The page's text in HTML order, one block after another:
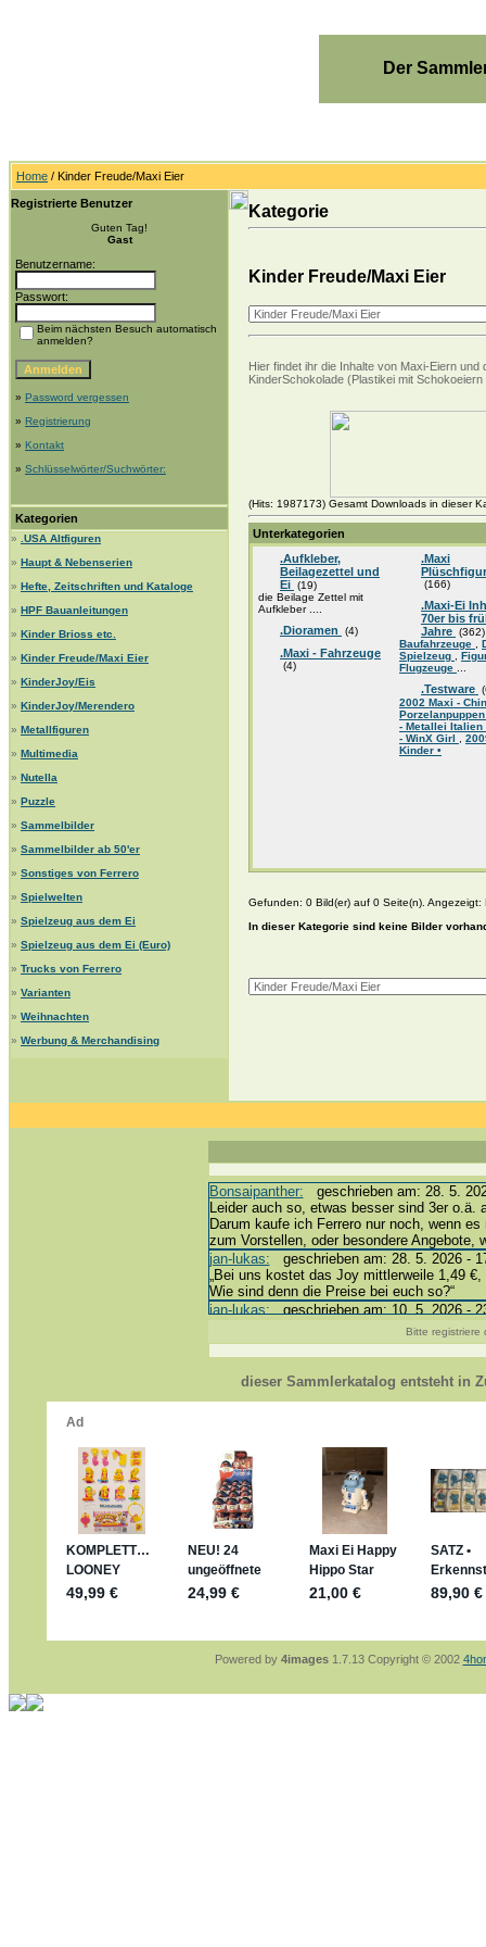
Der
Home / Kinder Freude/Maxi Eier
Registrierte Benutzer
Guten Tag!
Gast
Benutzername:
Passwort:
Beim nächsten Besuch automatisch
anmelden?
» Password vergessen
» Registrierung
» Kontakt
» Schlüsselwörter/Suchwörter:
Kategorien
»
.USA Altfiguren
» Haupt & Nebenserien
» Hefte, Zeitschriften und Kataloge
» HPF Bauanleitungen
» Kinder Brioss etc.
» Kinder Freude/Maxi Eier
» KinderJoy/Eis
» KinderJoy/Merendero
» Metallfiguren
» Multimedia
» Nutella
» Puzzle
» Sammelbilder
» Sammelbilder ab 50'er
» Sonstiges von Ferrero
» Spielwelten
» Spielzeug aus dem Ei
» Spielzeug aus dem Ei (Euro)
» Trucks von Ferrero
» Varianten
» Weihnachten
» Werbung & Merchandising
Kategorie
Kinder Freude/Maxi Eier
Hier findet ihr die Inhalte von Maxi-Eiern
KinderSchokolade (Plastikei mit Schokoeiern
(Hits: 1987173) Gesamt Downloads in dieser
Unterkategorien
.Aufkleber,
Beilagezettel und
Ei (19)
die Beilage Zettel mit
Aufkleber ....
.Dioramen (4)
.Maxi - Fahrzeuge
(4)
.Maxi
(166)
.Maxi-Ei
70er bis
Jahre (362)
Baufahrzeuge
Spielzeug
Flugzeuge
.Testware
2002 Maxi -
- Metallei Italien
- WinX Girl
Kinder •
Gefunden: 0 Bild(er) auf 0 Seite(n). Angezeigt:
In dieser Kategorie sind keine Bilder
Bonsaipanther: geschrieben am: 28. 5.
Leider auch so, etwas besser sind 3er o.ä.
Darum kaufe ich Ferrero nur noch, wenn
zum Vorstellen, oder besondere Angebote,
jan-lukas: geschrieben am: 28. 5. 2026 -
„Bei uns kostet das Joy mittlerweile 1,49
Wie sind denn die Preise bei euch so?“
jan-lukas:geschrieben am: 10. 5. 2026 -
Bonsaipanther:geschrieben am: 10. 5.
@ Harald
https://www.ue-ei-portal-
Dein Enkel sollte zur Strafe die nächsten
Für die Figuren VC307, 310, 318 und 326
mein Enkel hat die leider weggeworfen
jan-lukas:
geschrieben am: 29. 4. 2026 -
https://www.ferrero-
sammelspass.de/einladung/
jan-lukas:
geschrieben am: 28. 4. 2026 -
stimmt, jetzt fällt es mir auch ein
*Bussi*
Bonsaipanther:
geschrieben am: 28. 4.
So habe ich das in Erinnerung ... oder?
jan-lukas:geschrieben am: 28. 4. 2026 -
Bitte registriere
dieser Sammlerkatalog entsteht in
Powered by 4images1.7.13 Copyright © 2002